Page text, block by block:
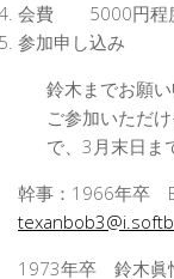
会費 5000円程度
参加申し込み
鈴木までお願
ご参加いただ
で、3月末日ま
幹事：1966年卒
1973年卒 鈴